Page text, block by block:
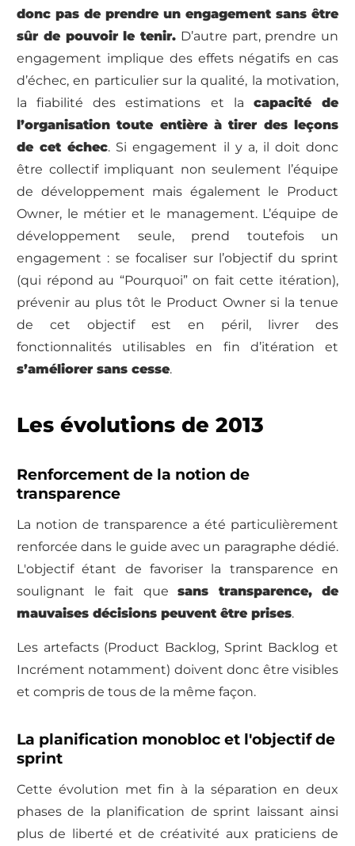
donc pas de prendre un engagement sans être
sûr de pouvoir le tenir. D’autre part, prendre un
engagement implique des effets négatifs en cas
d’échec, en particulier sur la qualité, la motivation,
la fiabilité des estimations et la capacité de
l’organisation toute entière à tirer des leçons
de cet échec. Si engagement il y a, il doit donc
être collectif impliquant non seulement l’équipe
de développement mais également le Product
Owner, le métier et le management. L’équipe de
développement seule, prend toutefois un
engagement : se focaliser sur l’objectif du sprint
(qui répond au “Pourquoi” on fait cette itération),
prévenir au plus tôt le Product Owner si la tenue
de cet objectif est en péril, livrer des
fonctionnalités utilisables en fin d’itération et
s’améliorer sans cesse.
Les évolutions de 2013
Renforcement de la notion de
transparence
La notion de transparence a été particulièrement
renforcée dans le guide avec un paragraphe dédié.
L'objectif étant de favoriser la transparence en
soulignant le fait que sans transparence, de
mauvaises décisions peuvent être prises.
Les artefacts (Product Backlog, Sprint Backlog et
Incrément notamment) doivent donc être visibles
et compris de tous de la même façon.
La planification monobloc et l'objectif de
sprint
Cette évolution met fin à la séparation en deux
phases de la planification de sprint laissant ainsi
plus de liberté et de créativité aux praticiens de